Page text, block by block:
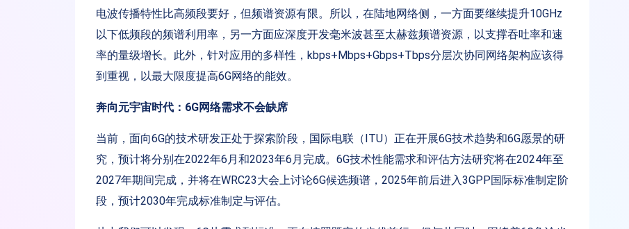
电波传播特性比高频段要好，但频谱资源有限。所以，在陆地网络侧，一方面要继续提升10GHz
以下低频段的频谱利用率，另一方面应深度开发毫米波甚至太赫兹频谱资源，以支撑吞吐率和速
率的量级增长。此外，针对应用的多样性，kbps+Mbps+Gbps+Tbps分层次协同网络架构应该得
到重视，以最大限度提高6G网络的能效。
奔向元宇宙时代：6G网络需求不会缺席
当前，面向6G的技术研发正处于探索阶段，国际电联（ITU）正在开展6G技术趋势和6G愿景的研
究，预计将分别在2022年6月和2023年6月完成。6G技术性能需求和评估方法研究将在2024年至
2027年期间完成，并将在WRC23大会上讨论6G候选频谱，2025年前后进入3GPP国际标准制定阶
段，预计2030年完成标准制定与评估。